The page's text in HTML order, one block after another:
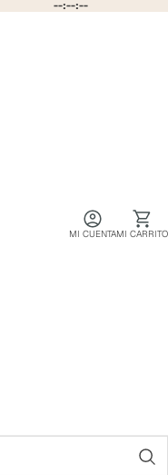
--:--:--
MI CUENTAMI CARRITO